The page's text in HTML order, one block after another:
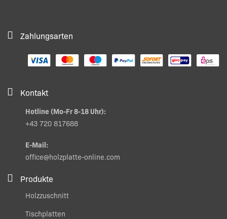
Zahlungsarten
Kontakt
Hotline (Mo-Fr 8-18 Uhr):
+43 720 817688
E-Mail:
office@holzplatte-online.com
Produkte
Holzzuschnitt
Tischplatten